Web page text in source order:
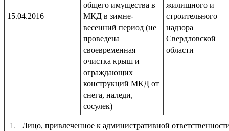
15.04.2016
общего имущества в
МКД в зимне-
весенний период (не
проведена
своевременная
очистка крыш и
ограждающих
конструкций МКД от
снега, наледи,
сосулек)
жилищного и
строительного
надзора
Свердловской
области
1.
Лицо, привлеченное к административной